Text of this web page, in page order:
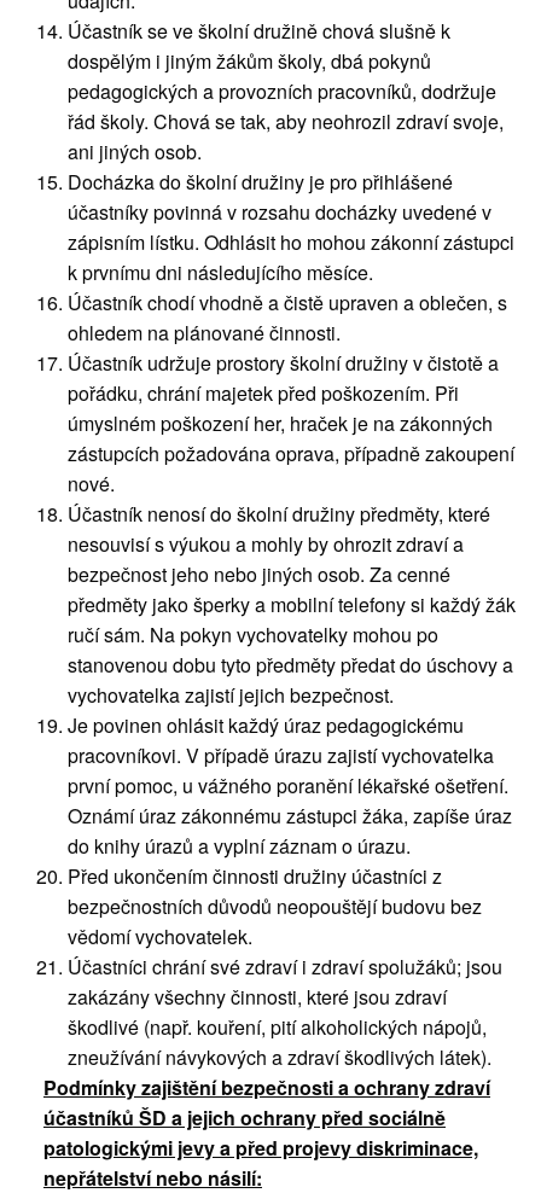
Účastník se ve školní družině chová slušně k
dospělým i jiným žákům školy, dbá pokynů
pedagogických a provozních pracovníků, dodržuje
řád školy. Chová se tak, aby neohrozil zdraví svoje,
ani jiných osob.
Docházka do školní družiny je pro přihlášené
účastníky povinná v rozsahu docházky uvedené v
zápisním lístku. Odhlásit ho mohou zákonní zástupci
k prvnímu dni následujícího měsíce.
Účastník chodí vhodně a čistě upraven a oblečen, s
ohledem na plánované činnosti.
Účastník udržuje prostory školní družiny v čistotě a
pořádku, chrání majetek před poškozením. Při
úmyslném poškození her, hraček je na zákonných
zástupcích požadována oprava, případně zakoupení
nové.
Účastník nenosí do školní družiny předměty, které
nesouvisí s výukou a mohly by ohrozit zdraví a
bezpečnost jeho nebo jiných osob. Za cenné
předměty jako šperky a mobilní telefony si každý žák
ručí sám. Na pokyn vychovatelky mohou po
stanovenou dobu tyto předměty předat do úschovy a
vychovatelka zajistí jejich bezpečnost.
Je povinen ohlásit každý úraz pedagogickému
pracovníkovi. V případě úrazu zajistí vychovatelka
první pomoc, u vážného poranění lékařské ošetření.
Oznámí úraz zákonnému zástupci žáka, zapíše úraz
do knihy úrazů a vyplní záznam o úrazu.
Před ukončením činnosti družiny účastníci z
bezpečnostních důvodů neopouštějí budovu bez
vědomí vychovatelek.
Účastníci chrání své zdraví i zdraví spolužáků; jsou
zakázány všechny činnosti, které jsou zdraví
škodlivé (např. kouření, pití alkoholických nápojů,
zneužívání návykových a zdraví škodlivých látek).
Podmínky zajištění bezpečnosti a ochrany zdraví
účastníků ŠD a jejich ochrany před sociálně
patologickými jevy a před projevy diskriminace,
nepřátelství nebo násilí: